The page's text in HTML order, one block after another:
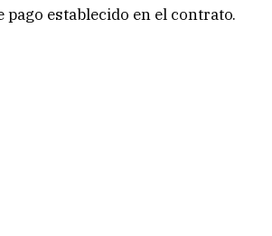
pago establecido en el contrato.